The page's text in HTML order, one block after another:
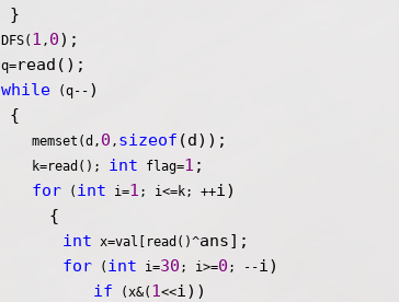
1 , 0
while (q--
memset(d,
0 , sizeof
k=read();
int flag=1
for ( int i=1 ; i<=k; ++
int x=val[read()^
for ( int i=30 ; i>=0 ; --
if (x&( 1<<